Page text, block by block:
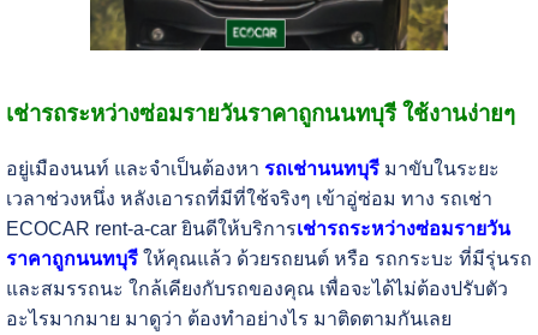
เช่ารถระหว่างซ่อมรายวันราคาถูกนนทบุรี ใช้งานง่ายๆ
อยู่เมืองนนท์ และจำเป็นต้องหา รถเช่านนทบุรีมาขับในระยะ
เวลาช่วงหนึ่ง หลังเอารถที่มีที่ใช้จริงๆ เข้าอู่ซ่อม ทาง รถเช่า
ECOCAR rent-a-car ยินดีให้บริการเช่ารถระหว่างซ่อมรายวัน
ราคาถูกนนทบุรีให้คุณแล้ว ด้วยรถยนต์ หรือ รถกระบะ ที่มีรุ่นรถ
และสมรรถนะ ใกล้เคียงกับรถของคุณ เพื่อจะได้ไม่ต้องปรับตัว
อะไรมากมาย มาดูว่า ต้องทำอย่างไร มาติดตามกันเลย